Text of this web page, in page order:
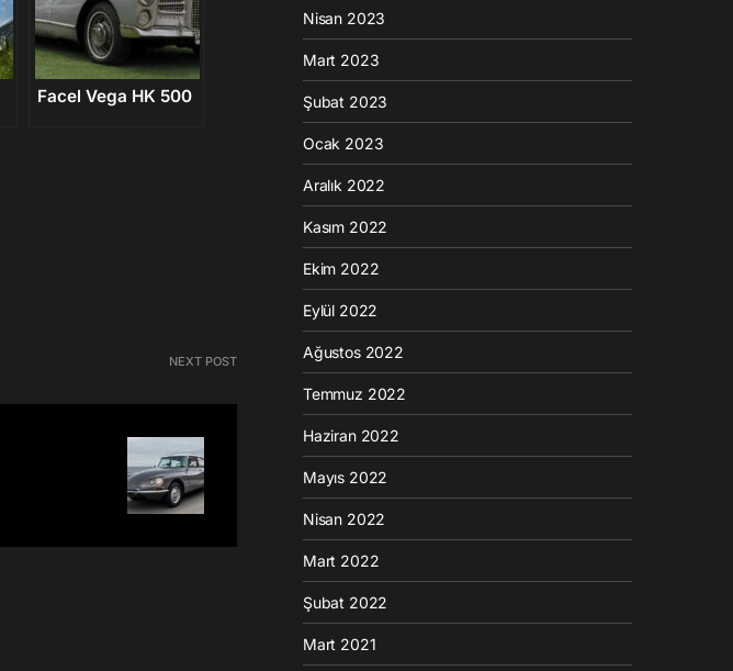
Facel Vega HK 500
NEXT POST
Nisan 2023
Mart 2023
Şubat 2023
Ocak 2023
Aralık 2022
Kasım 2022
Ekim 2022
Eylül 2022
Ağustos 2022
Temmuz 2022
Haziran 2022
Mayıs 2022
Nisan 2022
Mart 2022
Şubat 2022
Mart 2021